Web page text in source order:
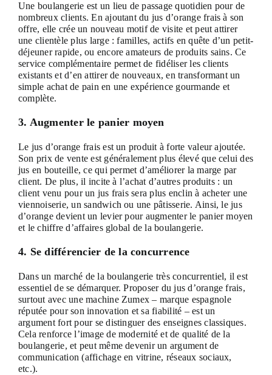
Une boulangerie est un lieu de passage quotidien pour de
nombreux clients. En ajoutant du jus d’orange frais à son
offre, elle crée un nouveau motif de visite et peut attirer
une clientèle plus large : familles, actifs en quête d’un petit-
déjeuner rapide, ou encore amateurs de produits sains. Ce
service complémentaire permet de fidéliser les clients
existants et d’en attirer de nouveaux, en transformant un
simple achat de pain en une expérience gourmande et
complète.
3. Augmenter le panier moyen
Le jus d’orange frais est un produit à forte valeur ajoutée.
Son prix de vente est généralement plus élevé que celui des
jus en bouteille, ce qui permet d’améliorer la marge par
client. De plus, il incite à l’achat d’autres produits : un
client venu pour un jus frais sera plus enclin à acheter une
viennoiserie, un sandwich ou une pâtisserie. Ainsi, le jus
d’orange devient un levier pour augmenter le panier moyen
et le chiffre d’affaires global de la boulangerie.
4. Se différencier de la concurrence
Dans un marché de la boulangerie très concurrentiel, il est
essentiel de se démarquer. Proposer du jus d’orange frais,
surtout avec une machine Zumex – marque espagnole
réputée pour son innovation et sa fiabilité – est un
argument fort pour se distinguer des enseignes classiques.
Cela renforce l’image de modernité et de qualité de la
boulangerie, et peut même devenir un argument de
communication (affichage en vitrine, réseaux sociaux,
etc.).